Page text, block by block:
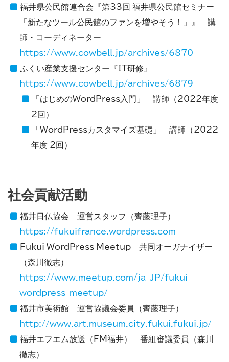
福井県公民館連合会『第33回 福井県公民館セミナー
「新たなツール公民館のファンを増やそう！」』 講
師・コーディネーター
https://www.cowbell.jp/archives/6870
ふくい産業支援センター『IT研修』
https://www.cowbell.jp/archives/6879
「はじめのWordPress入門」 講師（2022年度
2回）
「WordPressカスタマイズ基礎」 講師（2022
年度 2回）
社会貢献活動
福井日仏協会 運営スタッフ（齊藤理子）
https://fukuifrance.wordpress.com
Fukui WordPress Meetup 共同オーガナイザー
（森川徹志）
https://www.meetup.com/ja-JP/fukui-
wordpress-meetup/
福井市美術館 運営協議会委員（齊藤理子）
http://www.art.museum.city.fukui.fukui.jp/
福井エフエム放送（FM福井） 番組審議委員（森川
徹志）